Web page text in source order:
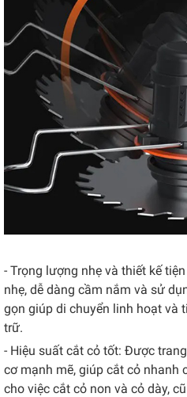
- Trọng lượng nhẹ và thiết kế
nhẹ, dễ dàng cầm nắm và sử
gọn giúp di chuyển linh hoạt và
trữ.
- Hiệu suất cắt cỏ tốt: Được
cơ mạnh mẽ, giúp cắt cỏ nhanh
cho việc cắt cỏ non và cỏ dày,